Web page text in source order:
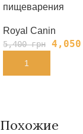
пищеварения
Royal Canin
5,400грн 4,050
В КОРЗИНУ
Похожие